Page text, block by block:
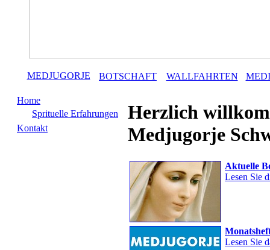
MEDJUGORJE BOTSCHAFT WALLFAHRTEN
Home
Sprituelle Erfahrungen
Kontakt
Herzlich
Medjugorje
Aktuelle
Lesen Sie
Lesen Sie